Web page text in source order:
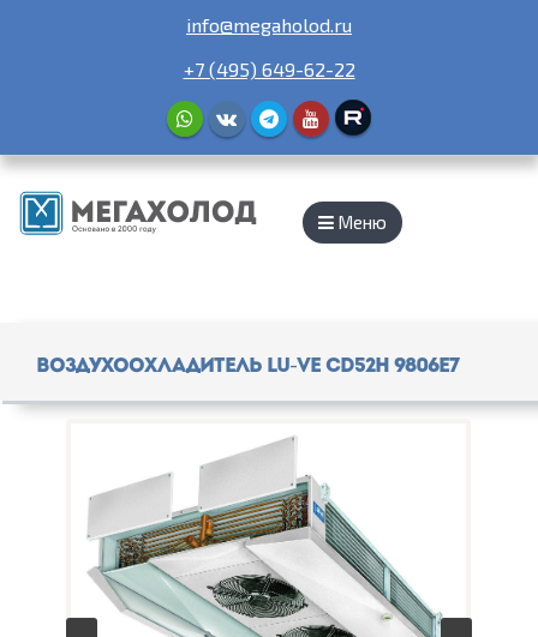
info@megaholod.ru
+7 (495) 649-62-22
Меню
Воздухоохладитель Lu-Ve CD52H 9806E7